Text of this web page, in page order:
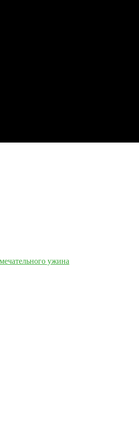
ужина